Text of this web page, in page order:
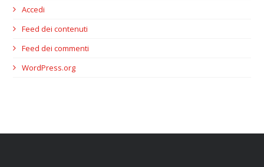
Accedi
Feed dei contenuti
Feed dei commenti
WordPress.org